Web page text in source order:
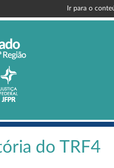
Ir para o
do TRF4